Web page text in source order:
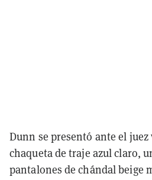
Dunn se presentó ante el
chaqueta de traje azul claro,
pantalones de chándal beige